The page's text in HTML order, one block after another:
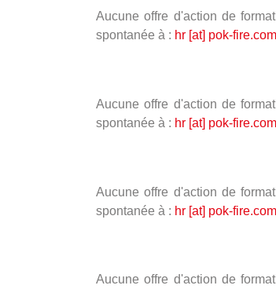
Aucune offre d'action de
spontanée à : hr [at] pok-fire.com
Aucune offre d'action de
spontanée à : hr [at] pok-fire.com
Aucune offre d'action de
spontanée à : hr [at] pok-fire.com
Aucune offre d'action de